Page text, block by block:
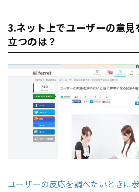
3.ネット上でユーザーの意
立つのは？
ユーザーの反応を調べたいときに